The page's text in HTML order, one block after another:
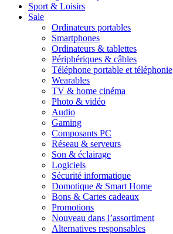
Sport & Loisirs
Sale
Ordinateurs portables
Smartphones
Ordinateurs & tablettes
Périphériques & câbles
Téléphone portable et téléphonie
Wearables
TV & home cinéma
Photo & vidéo
Audio
Gaming
Composants PC
Réseau & serveurs
Son & éclairage
Logiciels
Sécurité informatique
Domotique & Smart Home
Bons & Cartes cadeaux
Promotions
Nouveau dans l’assortiment
Alternatives responsables